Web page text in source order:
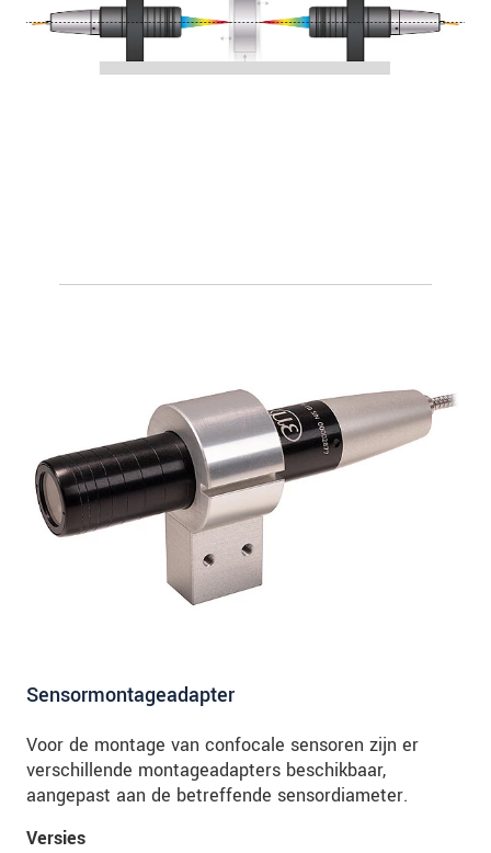
Sensormontageadapter
Voor de montage van confocale sensoren zijn er
verschillende montageadapters beschikbaar,
aangepast aan de betreffende sensordiameter.
Versies